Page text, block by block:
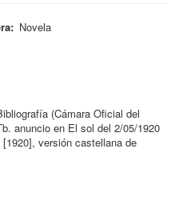
Novela
(Cámara Oficial del
anuncio en El sol del 2/05/1920
versión castellana de